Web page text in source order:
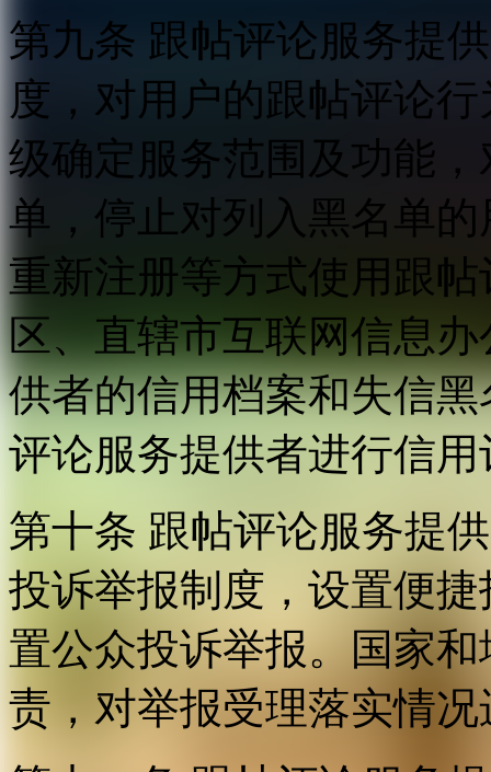
第九条 跟帖评论服务提
度，对用户的跟帖评论
级确定服务范围及功能
单，停止对列入黑名单
重新注册等方式使用跟
区、直辖市互联网信息
供者的信用档案和失信
评论服务提供者进行信用
第十条 跟帖评论服务提
投诉举报制度，设置便
置公众投诉举报。国家
责，对举报受理落实情